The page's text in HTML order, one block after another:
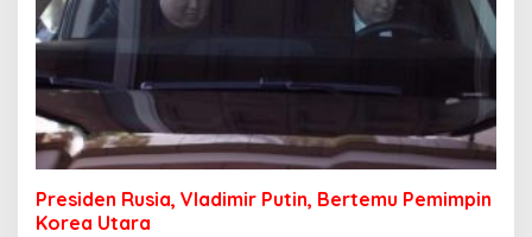
Presiden Rusia, Vladimir Putin, Bertemu Pemimpin
Korea Utara